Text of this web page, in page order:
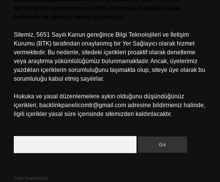
Sitemiz, 5651 Sayılı Kanun gereğince Bilgi Teknolojileri ve İletişim
Kurumu (BTK) tarafından onaylanmış bir Yer Sağlayıcı olarak hizmet
vermektedir. Bu nedenle, sitedeki içerikleri proaktif olarak denetleme
veya araştırma yükümlülüğümüz bulunmamaktadır. Ancak, üyelerimiz
yazdıkları içeriklerin sorumluluğunu taşımakta olup, siteye üye olarak bu
sorumluluğu kabul etmiş sayılırlar.
Hukuka ve yasal düzenlemelere aykırı olduğunu düşündüğünüz
içerikleri, backlinkpanelicomtr@gmail.com adresine bildirmeniz halinde,
ilgili içerikler yasal süre içerisinde sitemizden kaldırılacaktır.
Son yorumlar